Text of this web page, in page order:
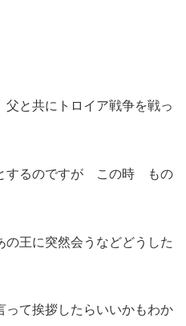
と共にトロイア戦争を戦っ
するのですが この時 もの
の王に突然会うなどどうした
って挨拶したらいいかもわか